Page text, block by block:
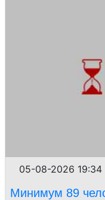
05-08-2026 19:34
Минимум 89